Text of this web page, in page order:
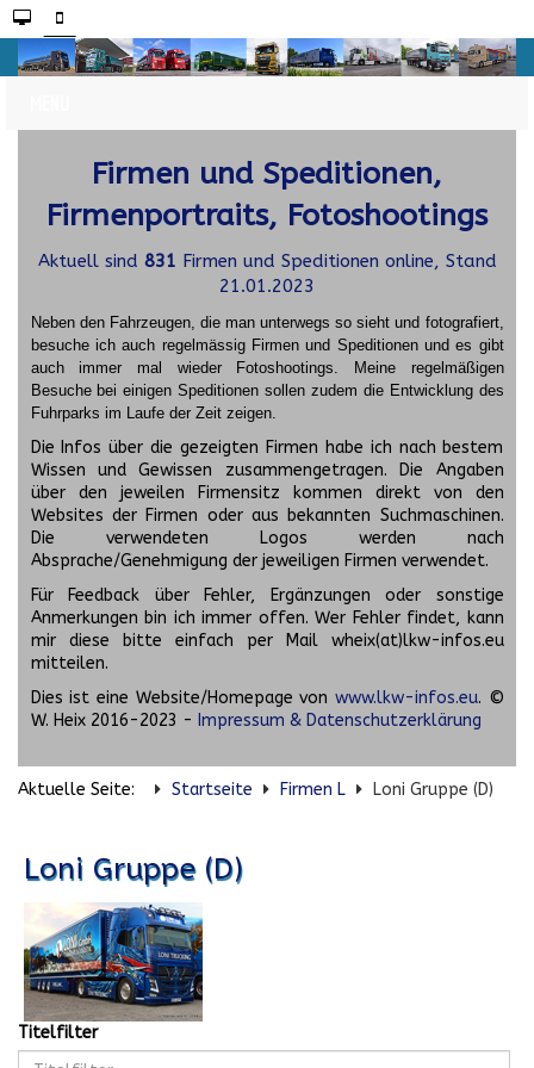
Firmen und Speditionen,
Firmenportraits, Fotoshootings
Aktuell sind 831 Firmen und Speditionen online, Stand
21.01.2023
Neben den Fahrzeugen, die man unterwegs so sieht und fotografiert,
besuche ich auch regelmässig Firmen und Speditionen und es gibt
auch immer mal wieder Fotoshootings.
Meine regelmäßigen
Besuche bei einigen Speditionen sollen zudem die Entwicklung des
Fuhrparks im Laufe der Zeit zeigen.
Die Infos über die gezeigten Firmen habe ich nach bestem
Wissen und Gewissen zusammengetragen. Die Angaben
über den jeweilen Firmensitz kommen direkt von den
Websites der Firmen oder aus bekannten Suchmaschinen.
Die verwendeten Logos werden nach
Absprache/Genehmigung der jeweiligen Firmen verwendet.
Für Feedback über Fehler, Ergänzungen oder sonstige
Anmerkungen bin ich immer offen. Wer Fehler findet, kann
mir diese bitte einfach per Mail wheix(at)lkw-infos.eu
mitteilen.
Dies ist eine Website/Homepage von www.lkw-infos.eu. ©
W. Heix 2016-2023 - Impressum & Datenschutzerklärung
Aktuelle Seite: Startseite Firmen L Loni Gruppe (D)
Loni Gruppe (D)
Titelfilter